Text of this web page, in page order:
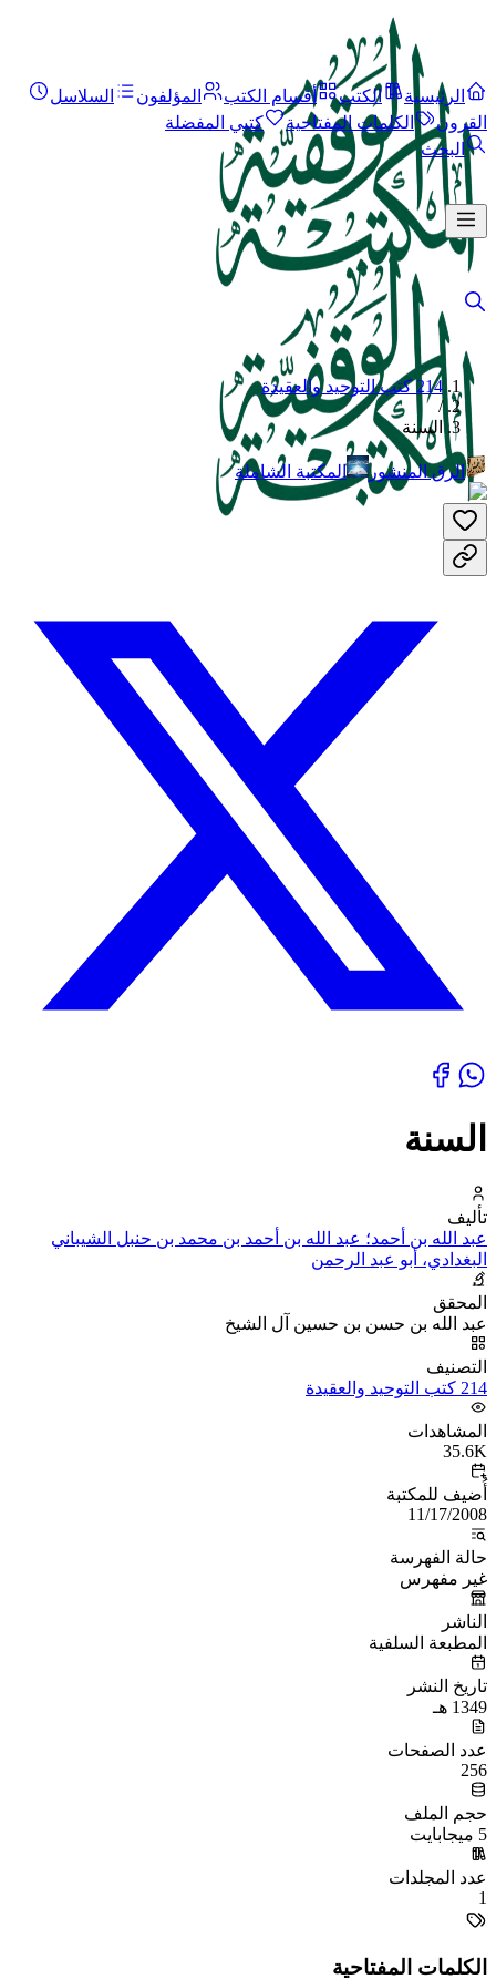
الرئيسية الكتب أقسام الكتب المؤلفون
السلاسل
القرون
الكلمات المفتاحية
كتبي المفضلة
البحث
214 كتب التوحيد والعقيدة
/
السنة
الرق المنشور المكتبة الشاملة
السنة
تأليف
عبد الله بن أحمد؛ عبد الله بن أحمد بن محمد بن حنبل الشيباني
البغدادي، أبو عبد الرحمن
المحقق
عبد الله بن حسن بن حسين آل الشيخ
التصنيف
214 كتب التوحيد والعقيدة
المشاهدات
35.6K
أُضيف للمكتبة
11/17/2008
حالة الفهرسة
غير مفهرس
الناشر
المطبعة السلفية
تاريخ النشر
1349 هـ
عدد الصفحات
256
حجم الملف
5 ميجابايت
عدد المجلدات
1
الكلمات المفتاحية